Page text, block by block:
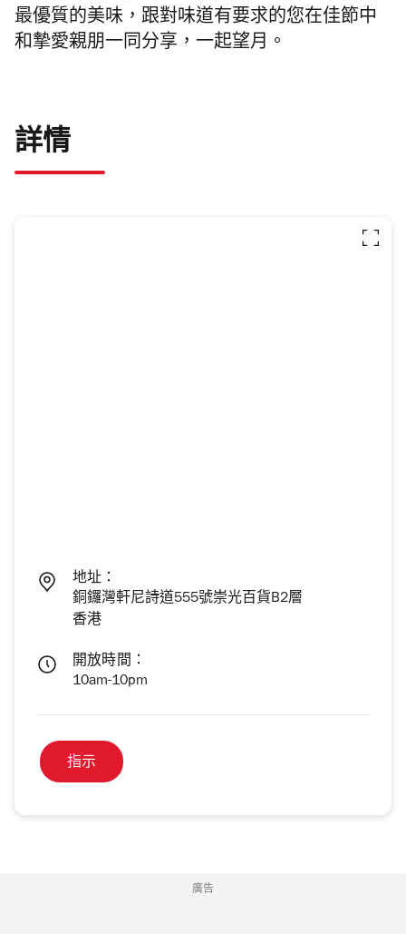
最優質的美味，跟對味道有要求的您在佳節中
和摯愛親朋一同分享，一起望月。
詳情
地址：
銅鑼灣軒尼詩道555號崇光百貨B2層
香港
開放時間：
10am-10pm
指示
廣告